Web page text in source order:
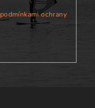
podmínkami ochrany